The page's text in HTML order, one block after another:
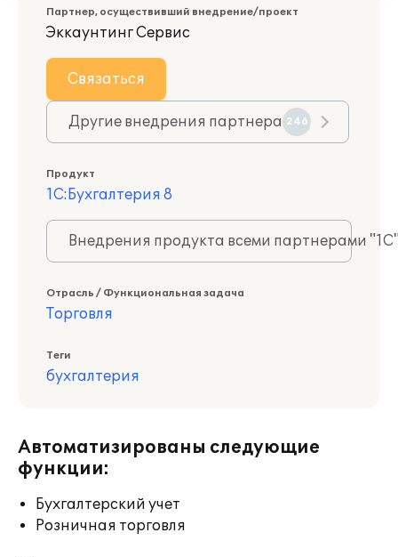
Партнер, осуществивший внедрение/проект
Эккаунтинг Сервис
Связаться
Другие внедрения партнера 246
Продукт
1С:Бухгалтерия 8
Внедрения продукта всеми партнерами
Отрасль / Функциональная задача
Торговля
Теги
бухгалтерия
Автоматизированы следующие
функции:
Бухгалтерский учет
Розничная торговля